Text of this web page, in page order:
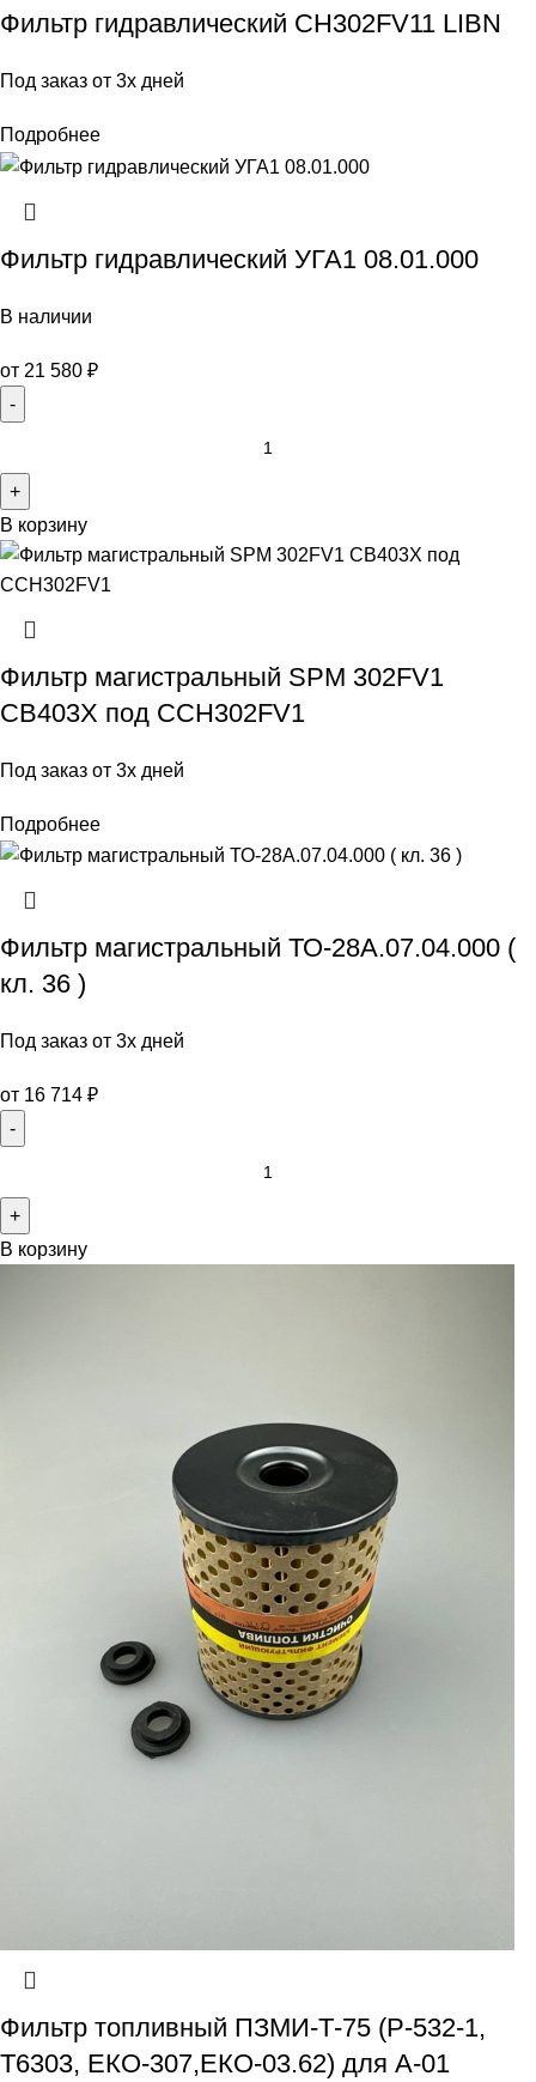
Фильтр гидравлический CH302FV11 LIBN
Под заказ от 3х дней
Подробнее
Фильтр гидравлический УГА1 08.01.000
В наличии
от 21 580 ₽
В корзину
Фильтр магистральный SPM 302FV1
CB403X под CCH302FV1
Под заказ от 3х дней
Подробнее
Фильтр магистральный ТО-28А.07.04.000 (
кл. 36 )
Под заказ от 3х дней
от 16 714 ₽
В корзину
Фильтр топливный ПЗМИ-Т-75 (Р-532-1,
Т6303, ЕКО-307,ЕКО-03.62) для А-01